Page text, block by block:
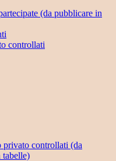
(da pubblicare in
controllati
controllati (da
tabelle)